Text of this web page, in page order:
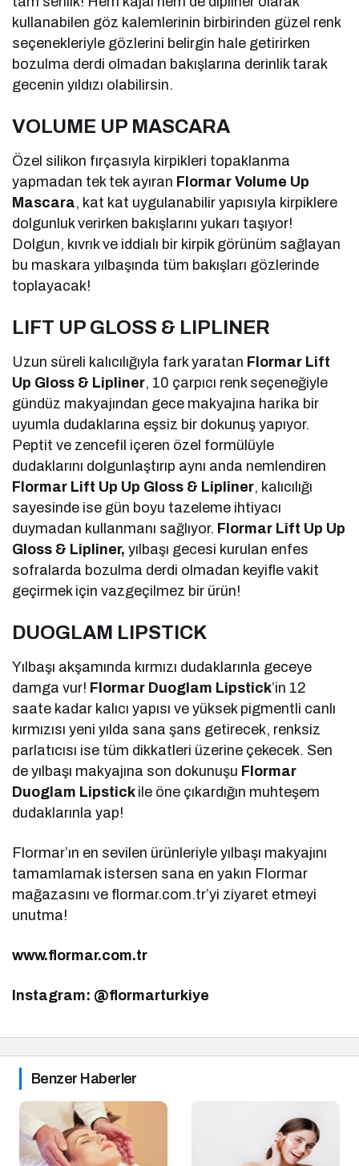
kullanabilen göz kalemlerinin birbirinden güzel renk
seçenekleriyle gözlerini belirgin hale getirirken
bozulma derdi olmadan bakışlarına derinlik tarak
gecenin yıldızı olabilirsin.
VOLUME UP MASCARA
Özel silikon fırçasıyla kirpikleri topaklanma
yapmadan tek tek ayıran Flormar Volume Up
Mascara, kat kat uygulanabilir yapısıyla kirpiklere
dolgunluk verirken bakışlarını yukarı taşıyor!
Dolgun, kıvrık ve iddialı bir kirpik görünüm sağlayan
bu maskara yılbaşında tüm bakışları gözlerinde
toplayacak!
LIFT UP GLOSS & LIPLINER
Uzun süreli kalıcılığıyla fark yaratan Flormar Lift
Up Gloss & Lipliner, 10 çarpıcı renk seçeneğiyle
gündüz makyajından gece makyajına harika bir
uyumla dudaklarına eşsiz bir dokunuş yapıyor.
Peptit ve zencefil içeren özel formülüyle
dudaklarını dolgunlaştırıp aynı anda nemlendiren
Flormar Lift Up Up Gloss & Lipliner, kalıcılığı
sayesinde ise gün boyu tazeleme ihtiyacı
duymadan kullanmanı sağlıyor. Flormar Lift Up Up
Gloss & Lipliner, yılbaşı gecesi kurulan enfes
sofralarda bozulma derdi olmadan keyifle vakit
geçirmek için vazgeçilmez bir ürün!
DUOGLAM LIPSTICK
Yılbaşı akşamında kırmızı dudaklarınla geceye
damga vur! Flormar Duoglam Lipstick’in 12
saate kadar kalıcı yapısı ve yüksek pigmentli canlı
kırmızısı yeni yılda sana şans getirecek, renksiz
parlatıcısı ise tüm dikkatleri üzerine çekecek. Sen
de yılbaşı makyajına son dokunuşu Flormar
Duoglam Lipstick ile öne çıkardığın muhteşem
dudaklarınla yap!
Flormar’ın en sevilen ürünleriyle yılbaşı makyajını
tamamlamak istersen sana en yakın Flormar
mağazasını ve flormar.com.tr’yi ziyaret etmeyi
unutma!
www.flormar.com.tr
Instagram: @flormarturkiye
Benzer Haberler